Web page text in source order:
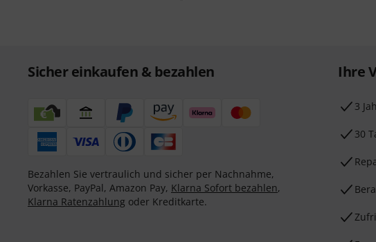
Sicher einkaufen & bezahlen
Bezahlen Sie vertraulich und sicher per Nachnahme,
Vorkasse, PayPal, Amazon Pay, Klarna Sofort bezahlen,
Klarna Ratenzahlung oder Kreditkarte.
Ihre
3
30